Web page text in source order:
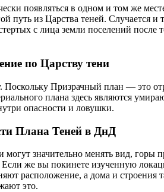
появляться в одном и том же
из Царства теней. Случается
с лица земли поселений после
по Царству тени
Призрачный план — это
плана здесь являются
опасности и ловушки.
Плана Теней в ДнД
значительно менять вид, горы
же вы покинете изученную
расположение, а дома и
это.